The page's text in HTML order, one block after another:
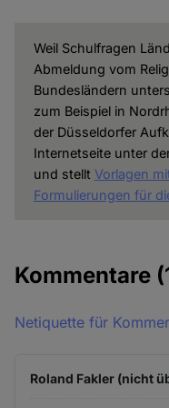
Weil Schulfragen
Abmeldung vom
Bundesländern
zum Beispiel in
der Düsseldorfer
Internetseite unter
und stellt Vorlagen
Formulierungen für
Kommentare
Netiquette für
Roland Fakler (nicht